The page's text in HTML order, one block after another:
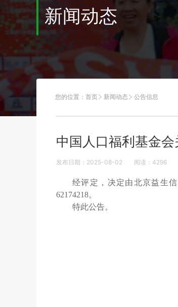
新闻动态
您的位置： 首页 新闻动态 公告信息
中国人口福利基金
发布日期：2025-08-02 阅读： 4296
经评定，决定由北京益生
62174218。
特此公告。